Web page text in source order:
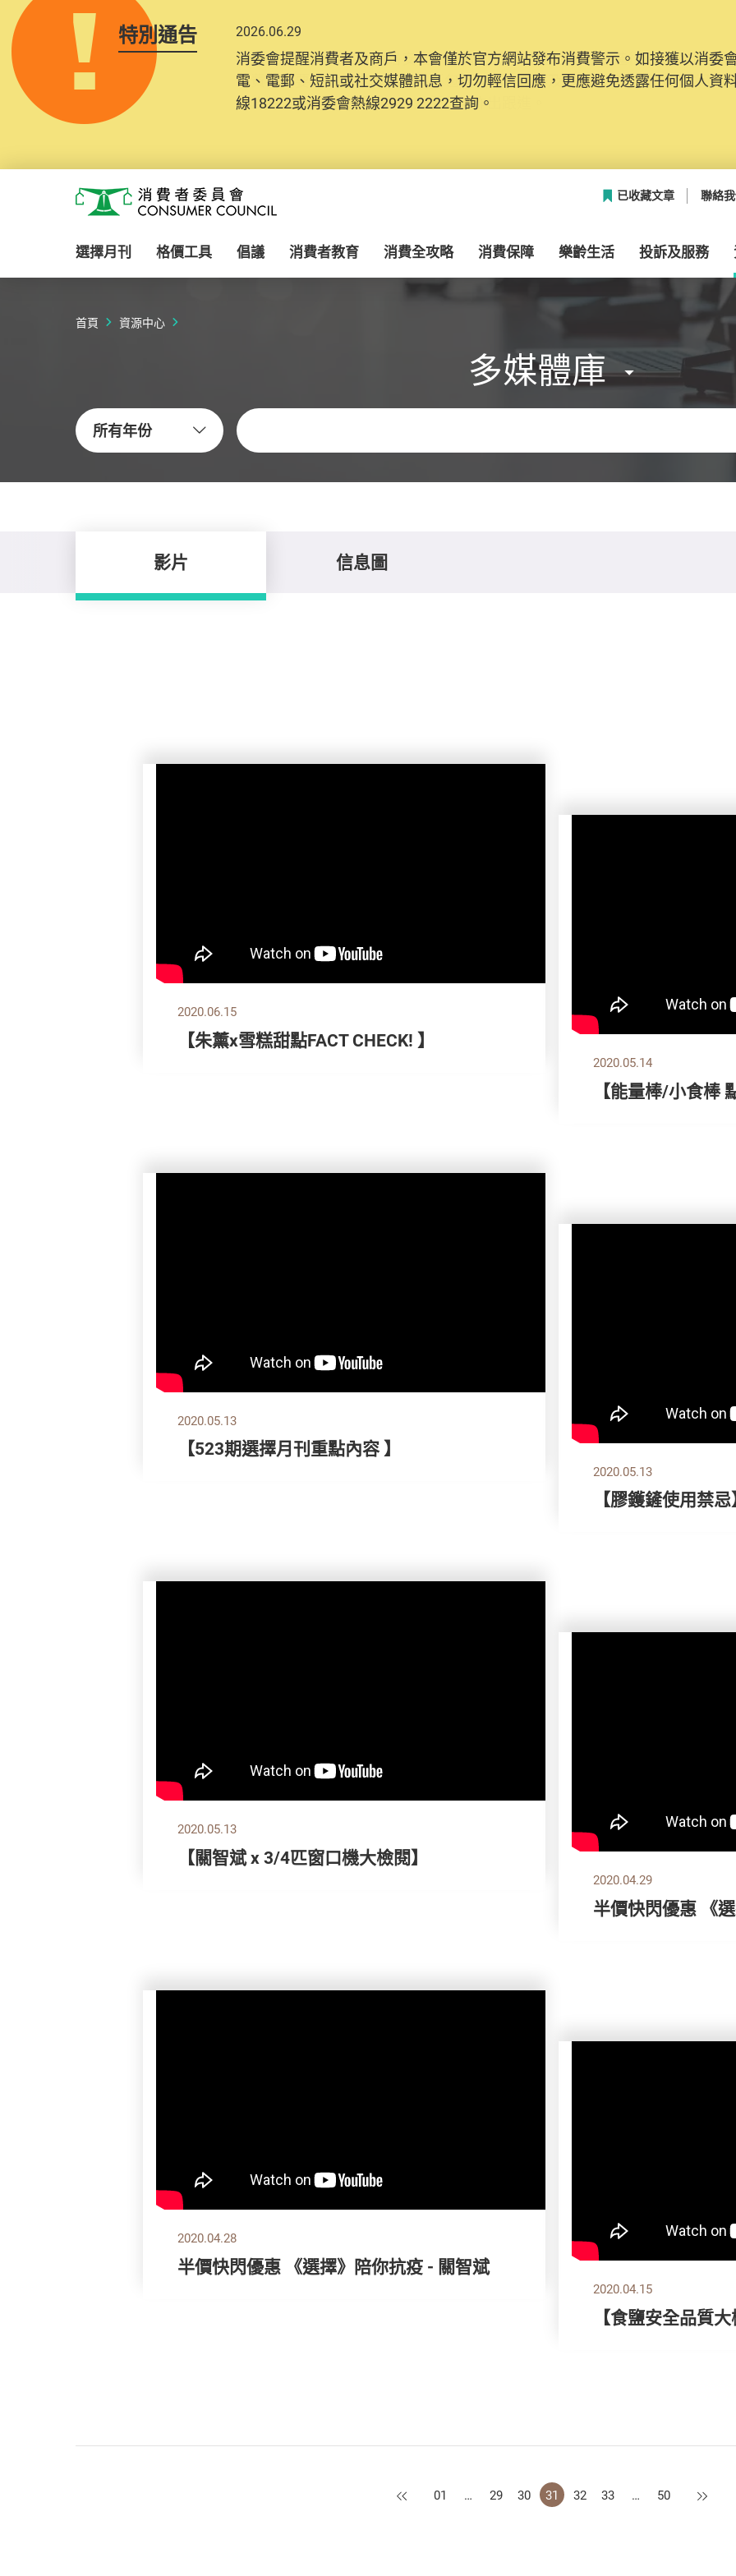
特別通告 2026.06.29
消委會提醒消費者及商戶，本會僅於官方網站發布消費警示。如接獲以消委
電、電郵、短訊或社交媒體訊息，切勿輕信回應，更應避免透露任何個人資
線18222或消委會熱線2929 2222查詢。
2025.10.31
為提升使用者體驗及網絡安全，本會的投訴處理系統已經進行升級及推出
消費者需要提供基本聯絡資料（包括姓名、電郵及電話）註冊帳戶，才可提
紀錄將清晰整合於帳戶中，方便日後作出跟進。
消費者委員會
已收藏文章 聯絡
選擇月刊 格價工具 倡議 消費者教育 消費全攻略 消費保障 樂齡生活 投訴及服務
首頁 資源中心
多媒體庫
所有年份
關鍵字
影片 信息圖
2020.06.15
【朱薰x雪糕甜點FACT CHECK! 】
2020.05.14
【能量棒/小食棒
2020.05.13
【523期選擇月刊重點內容 】
2020.05.13
【膠鑊鏟使用禁
2020.05.13
【關智斌 x 3/4匹窗口機大檢閱】
2020.04.29
半價快閃優惠 《
2020.04.28
半價快閃優惠 《選擇》陪你抗疫 - 關智斌
2020.04.15
【食鹽安全品質
上一頁
01 … 29 30 31 32 33 … 50 下一頁